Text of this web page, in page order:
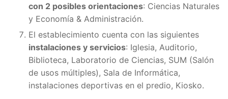
con 2 posibles orientaciones: Ciencias Naturales
y Economía & Administración.
El establecimiento cuenta con las siguientes
instalaciones y servicios: Iglesia, Auditorio,
Biblioteca, Laboratorio de Ciencias, SUM (Salón
de usos múltiples), Sala de Informática,
instalaciones deportivas en el predio, Kiosko.